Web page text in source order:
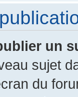
un
sujet
du